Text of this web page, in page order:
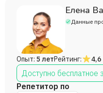
Елена
Данные
Опыт: 5 летРейтинг: 4,6
Доступно бесплатное
Репетитор по